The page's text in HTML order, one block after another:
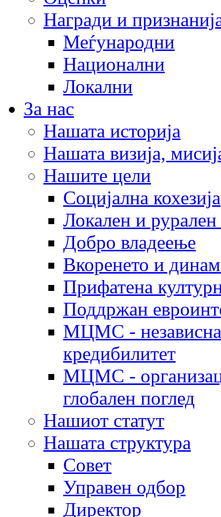
Награди и
Меѓународни
Национални
Локални
За нас
Нашата историја
Нашата визија,
Нашите цели
Социјална кохезија
Локален и рурален
Добро владеење
Вкоренето и
Прифатена
Поддржан
МЦМС - независна
кредибилитет
МЦМС -
глобален поглед
Нашиот статут
Нашата структура
Совет
Управен одбор
Директор